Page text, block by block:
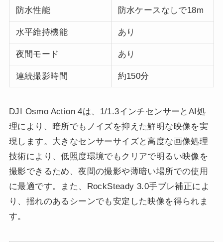
防水性能 防水ケースなしで18m
水平維持機能 あり
夜間モード あり
連続撮影時間 約150分
DJI Osmo Action 4は、1/1.3インチセンサーとAI処
理により、暗所でもノイズを抑えた鮮明な映像を実
現します。大きなセンサーサイズと高度な画像処理
技術により、低照度環境でもクリアで明るい映像を
撮影できるため、夜間の撮影や薄暗い場所での使用
に最適です。また、RockSteady 3.0手ブレ補正によ
り、揺れのあるシーンでも安定した映像を得られま
す。